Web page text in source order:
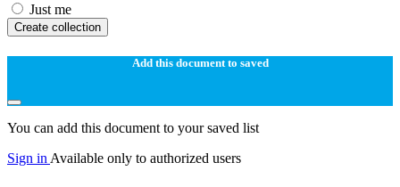
Just me
Create collection
Add this document to saved
You can add this document to your saved list
Sign in Available only to authorized users